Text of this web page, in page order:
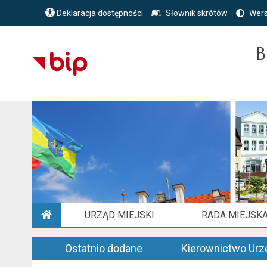
Deklaracja dostępności Słownik skrótów
URZĄD MIEJSKI RADA
Ostatnio dodane Kierownictwo